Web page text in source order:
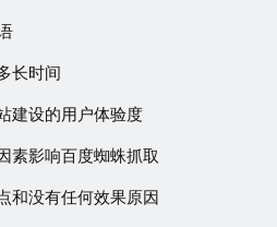
长时间
建设的用户体验度
素影响百度蜘蛛抓取
和没有任何效果原因